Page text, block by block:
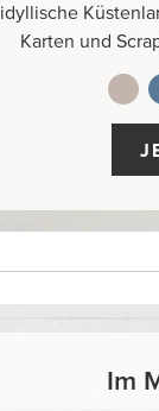
idyllische
Karten und
Im